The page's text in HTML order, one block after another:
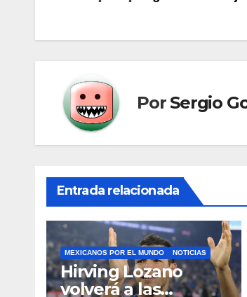
Por Sergio
Entrada relacionada
MEXICANOS POR EL MUNDO NOTICIAS
Hirving Lozano
volverá a las